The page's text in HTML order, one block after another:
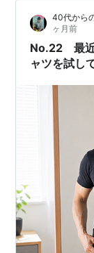
40代から
ヶ月前
No.22 最近
ャツを試し